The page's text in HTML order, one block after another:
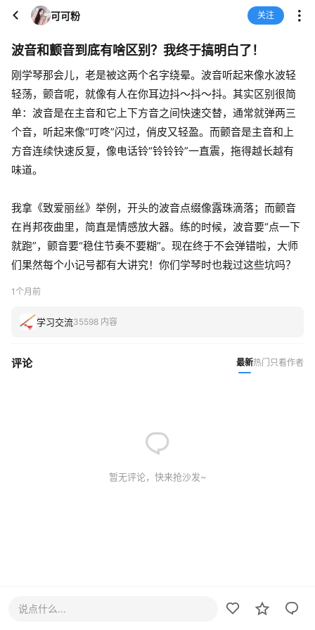
可可粉 关注
波音和颤音到底有啥区别？我终于搞明白了！
刚学琴那会儿，老是被这两个名字绕晕。波音听起来像水波轻
轻荡，颤音呢，就像有人在你耳边抖～抖～抖。其实区别很简
单：波音是在主音和它上下方音之间快速交替，通常就弹两三
个音，听起来像“叮咚”闪过，俏皮又轻盈。而颤音是主音和上
方音连续快速反复，像电话铃“铃铃铃”一直震，拖得越长越有
味道。
我拿《致爱丽丝》举例，开头的波音点缀像露珠滴落；而颤音
在肖邦夜曲里，简直是情感放大器。练的时候，波音要“点一下
就跑”，颤音要“稳住节奏不要糊”。现在终于不会弹错啦，大师
们果然每个小记号都有大讲究！你们学琴时也栽过这些坑吗？
1个月前
学习交流35598 内容
评论 最新热门 只看作者
暂无评论，快来抢沙发~
说点什么...